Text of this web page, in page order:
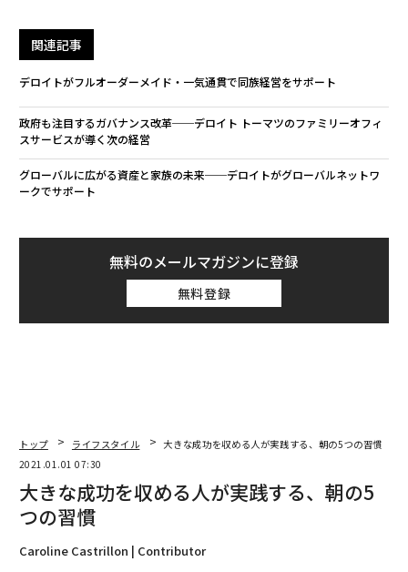
関連記事
デロイトがフルオーダーメイド・一気通貫で同族経営をサポート
政府も注目するガバナンス改革──デロイト トーマツのファミリーオフィ
スサービスが導く次の経営
グローバルに広がる資産と家族の未来──デロイトがグローバルネットワ
ークでサポート
無料のメールマガジンに登録
無料登録
トップ ライフスタイル
大きな成功を収める人が実践する、朝の5つの習慣
2021.01.01 07:30
大きな成功を収める人が実践する、朝の5
つの習慣
Caroline Castrillon | Contributor